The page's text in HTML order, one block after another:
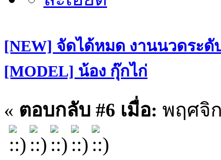
[NEW] จัดได้หมด งานนวดระดั
[MODEL] น้อง กุ๊กไก่
« ตอบกลับ #6 เมื่อ: พฤศจิก